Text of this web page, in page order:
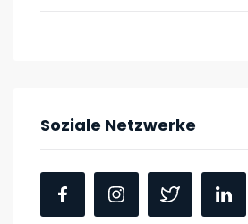
Soziale Netzwerke